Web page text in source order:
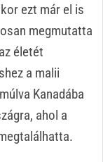
ezt már el is
megmutatta
életét
a malii
Kanadába
ahol a